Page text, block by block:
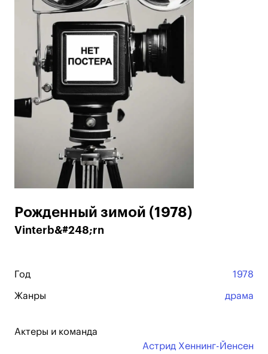
Рожденный зимой (1978)
Vinterb&#248;rn
Год 1978
Жанры драма
Актеры и команда
Астрид Хеннинг-Йенсен